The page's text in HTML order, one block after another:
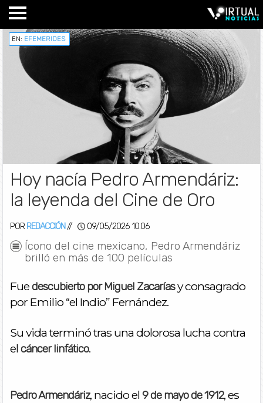
EN: EFEMERIDES
Hoy nacía Pedro Armendáriz:
la leyenda del Cine de Oro
POR REDACCIÓN // 09/05/2026 10:06
Ícono del cine mexicano, Pedro Armendáriz
brilló en más de 100 películas
Fuedescubierto por Miguel Zacaríasy consagrado
por Emilio “el Indio” Fernández.
Su vida terminó tras una dolorosa lucha contra
el cáncer linfático.
Pedro Armendáriz, nacido el 9 de mayo de 1912, es